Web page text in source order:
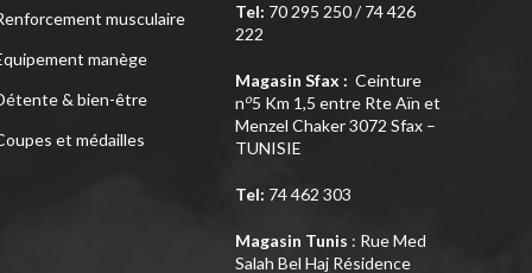
musculaire
manège
& bien-être
et médailles
Tel: 70 295 250 / 74 426
222
Magasin Sfax : Ceinture
no5 Km 1,5 entre Rte Aïn et
Menzel Chaker 3072 Sfax –
TUNISIE
Tel: 74 462 303
Magasin Tunis : Rue Med
Salah Bel Haj Résidence